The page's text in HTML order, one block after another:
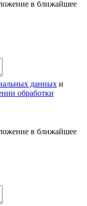
в ближайшее
данных и
обработки
в ближайшее